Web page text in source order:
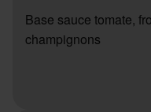
Base sauce tomate,
champignons